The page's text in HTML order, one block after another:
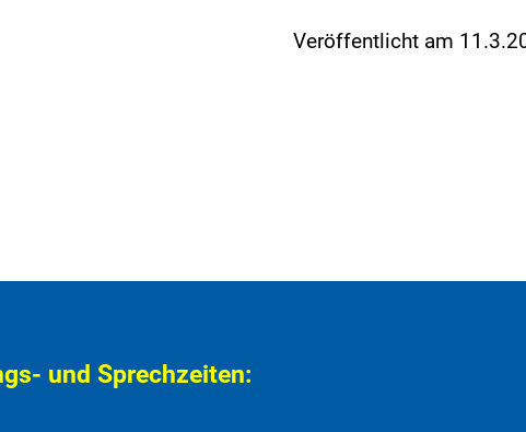
Veröffentlicht am
und Sprechzeiten: